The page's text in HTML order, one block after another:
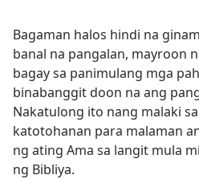
Bagaman halos hindi na
banal na pangalan, mayroon
bagay sa panimulang mga
binabanggit doon na ang
Nakatulong ito nang malaki
katotohanan para malaman
ng ating Ama sa langit mula
ng Bibliya.